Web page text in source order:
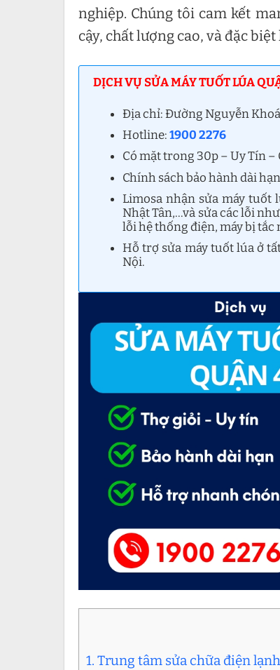
nghiệp. Chúng tôi cam kết
cậy, chất lượng cao, và đặc
DỊCH VỤ SỬA MÁY TUỐT LÚA
Địa chỉ: Đường Nguyễn
Hotline:1900 2276
Có mặt trong 30p – Uy Tín –
Chính sách bảo hành dài hạn
Limosa nhận sửa máy tuốt
Nhật Tân,…và sửa các lỗi
lỗi hệ thống điện, máy bị tắc
Hỗ trợ sửa máy tuốt lúa ở
Nội.
1. Trung tâm sửa chữa điện